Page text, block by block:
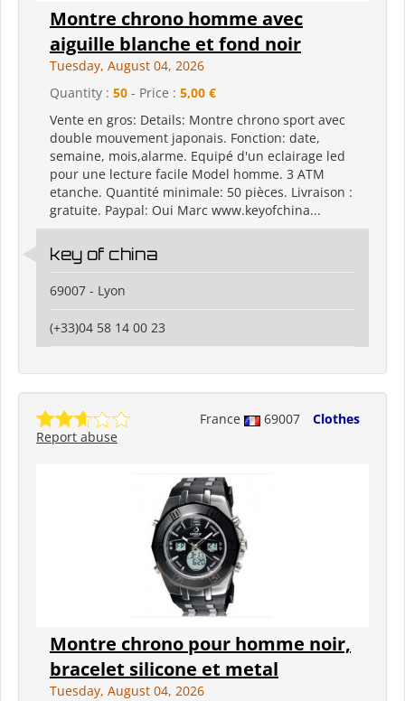
Montre chrono homme avec
aiguille blanche et fond noir
Tuesday, August 04, 2026
Quantity : 50 - Price : 5,00 €
Vente en gros: Details: Montre chrono sport avec
double mouvement japonais. Fonction: date,
semaine, mois,alarme. Equipé d'un eclairage led
pour une lecture facile Model homme. 3 ATM
etanche. Quantité minimale: 50 pièces. Livraison :
gratuite. Paypal: Oui Marc www.keyofchina...
key of china
69007 - Lyon
(+33)04 58 14 00 23
France 69007
Clothes
Report abuse
Montre chrono pour homme noir,
bracelet silicone et metal
Tuesday, August 04, 2026